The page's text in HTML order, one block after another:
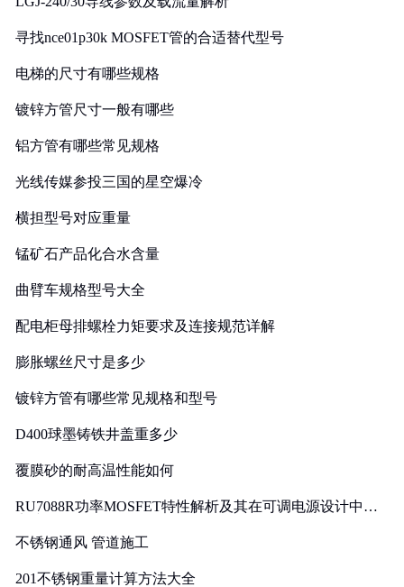
寻找nce01p30k MOSFET管的合适替代型号
电梯的尺寸有哪些规格
镀锌方管尺寸一般有哪些
铝方管有哪些常见规格
光线传媒参投三国的星空爆冷
横担型号对应重量
锰矿石产品化合水含量
曲臂车规格型号大全
配电柜母排螺栓力矩要求及连接规范详解
膨胀螺丝尺寸是多少
镀锌方管有哪些常见规格和型号
D400球墨铸铁井盖重多少
覆膜砂的耐高温性能如何
RU7088R功率MOSFET特性解析及其在可调电源设计中的
不锈钢通风 管道施工
201不锈钢重量计算方法大全